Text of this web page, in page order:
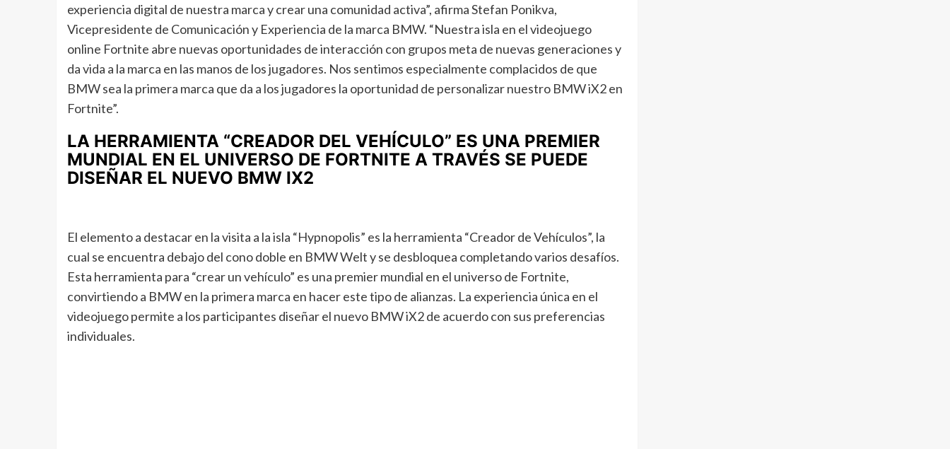
experiencia digital de nuestra marca y crear una comunidad activa”, afirma Stefan Ponikva,
Vicepresidente de Comunicación y Experiencia de la marca BMW. “Nuestra isla en el videojuego
online Fortnite abre nuevas oportunidades de interacción con grupos meta de nuevas generaciones y
da vida a la marca en las manos de los jugadores. Nos sentimos especialmente complacidos de que
BMW sea la primera marca que da a los jugadores la oportunidad de personalizar nuestro BMW iX2 en
Fortnite”.
LA HERRAMIENTA “CREADOR DEL VEHÍCULO” ES UNA PREMIER
MUNDIAL EN EL UNIVERSO DE FORTNITE A TRAVÉS SE PUEDE
DISEÑAR EL NUEVO BMW IX2
El elemento a destacar en la visita a la isla “Hypnopolis” es la herramienta “Creador de Vehículos”, la
cual se encuentra debajo del cono doble en BMW Welt y se desbloquea completando varios desafíos.
Esta herramienta para “crear un vehículo” es una premier mundial en el universo de Fortnite,
convirtiendo a BMW en la primera marca en hacer este tipo de alianzas. La experiencia única en el
videojuego permite a los participantes diseñar el nuevo BMW iX2 de acuerdo con sus preferencias
individuales.